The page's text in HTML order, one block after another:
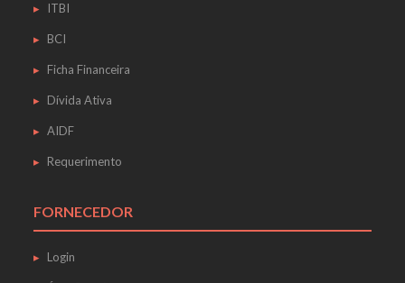
ITBI
BCI
Ficha Financeira
Dívida Ativa
AIDF
Requerimento
FORNECEDOR
Login